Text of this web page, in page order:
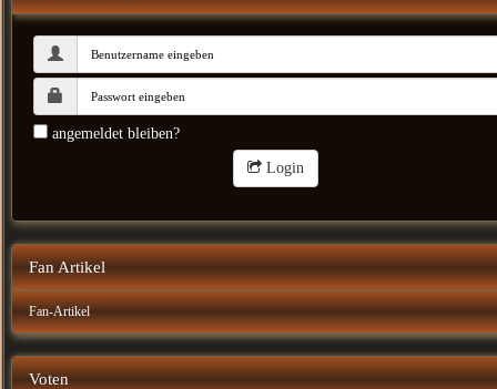
angemeldet bleiben?
Login
Fan Artikel
Fan-Artikel
Voten